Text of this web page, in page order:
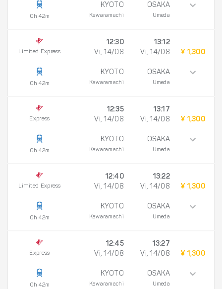
0h 42m
KYOTO
Kawaramachi
OSAKA
Umeda
Limited Express
0h 42m
12:30
Vi, 14/08
KYOTO
Kawaramachi
13:12
Vi, 14/08
OSAKA
Umeda
¥ 1,300
Express
0h 42m
12:35
Vi, 14/08
KYOTO
Kawaramachi
13:17
Vi, 14/08
OSAKA
Umeda
¥ 1,300
Limited Express
0h 42m
12:40
Vi, 14/08
KYOTO
Kawaramachi
13:22
Vi, 14/08
OSAKA
Umeda
¥ 1,300
Express
0h 42m
12:45
Vi, 14/08
KYOTO
Kawaramachi
13:27
Vi, 14/08
OSAKA
Umeda
¥ 1,300